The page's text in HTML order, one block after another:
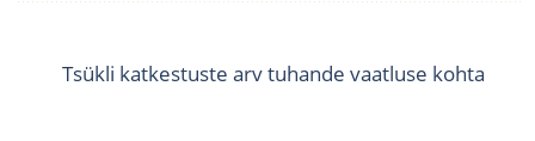
Tsükli katkestuste arv tuhande vaatluse kohta